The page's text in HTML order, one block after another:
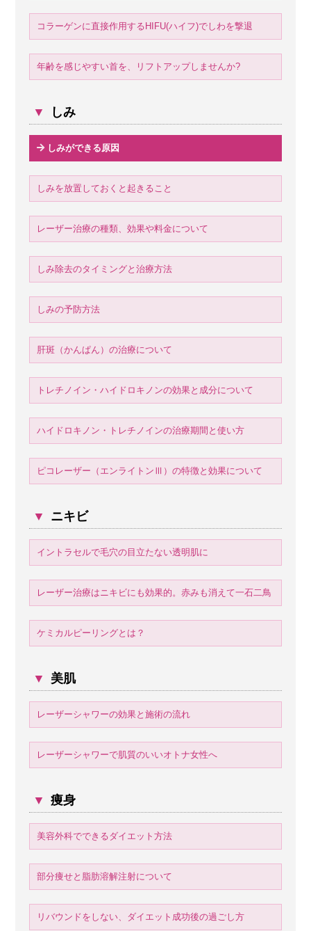
コラーゲンに直接作用するHIFU(ハイフ)でしわを撃退
年齢を感じやすい首を、リフトアップしませんか?
▼ しみ
しみができる原因
しみを放置しておくと起きること
レーザー治療の種類、効果や料金について
しみ除去のタイミングと治療方法
しみの予防方法
肝斑（かんぱん）の治療について
トレチノイン・ハイドロキノンの効果と成分について
ハイドロキノン・トレチノインの治療期間と使い方
ピコレーザー（エンライトンⅢ）の特徴と効果について
▼ ニキビ
イントラセルで毛穴の目立たない透明肌に
レーザー治療はニキビにも効果的。赤みも消えて一石二鳥
ケミカルピーリングとは？
▼ 美肌
レーザーシャワーの効果と施術の流れ
レーザーシャワーで肌質のいいオトナ女性へ
▼ 痩身
美容外科でできるダイエット方法
部分痩せと脂肪溶解注射について
リバウンドをしない、ダイエット成功後の過ごし方